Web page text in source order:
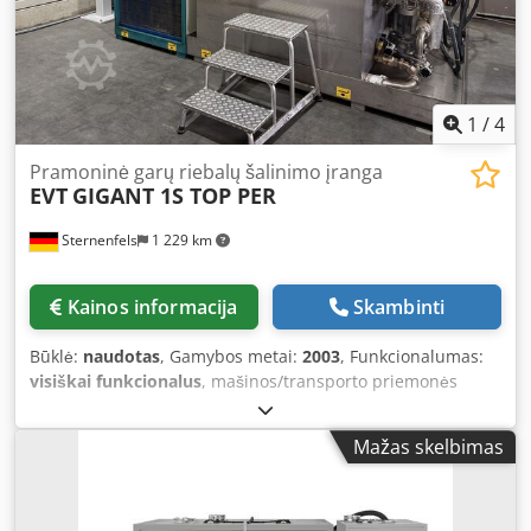
1 /4
Sternenfels 1 229 km
Pramoninė garų riebalų šalinimo įranga
EVT GIGANT 1S TOP PER
Kainos informacija Skambinti
Būklė: naudotas, Gamybos metai: 2003, Funkcionalumas:
visiškai funkcionalus, mašinos/transporto priemonės
, EVT GIGANT – garuose valymo įrenginys
Pasiūlymas: šis įrenginys puikiai tinka patikimam tepalų ir
kitų naftos produktų likučių pašalinimui nuo metalinių
užtikrinti didelį našumą. Kadangi šiame modelyje
Mažas skelbimas